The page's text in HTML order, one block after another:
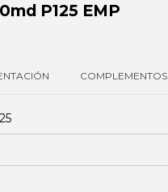
P125 EMP
COMPLEMENTOS